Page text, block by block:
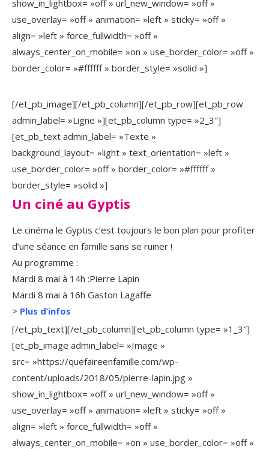
show_in_lightbox= »off » url_new_window= »off »
use_overlay= »off » animation= »left » sticky= »off »
align= »left » force_fullwidth= »off »
always_center_on_mobile= »on » use_border_color= »off »
border_color= »#ffffff » border_style= »solid »]
[/et_pb_image][/et_pb_column][/et_pb_row][et_pb_row
admin_label= »Ligne »][et_pb_column type= »2_3″]
[et_pb_text admin_label= »Texte »
background_layout= »light » text_orientation= »left »
use_border_color= »off » border_color= »#ffffff »
border_style= »solid »]
Un ciné au Gyptis
Le cinéma le Gyptis c’est toujours le bon plan pour profiter
d’une séance en famille sans se ruiner !
Au programme :
Mardi 8 mai à 14h :Pierre Lapin
Mardi 8 mai à 16h Gaston Lagaffe
> Plus d’infos
[/et_pb_text][/et_pb_column][et_pb_column type= »1_3″]
[et_pb_image admin_label= »Image »
src= »https://quefaireenfamille.com/wp-
content/uploads/2018/05/pierre-lapin.jpg »
show_in_lightbox= »off » url_new_window= »off »
use_overlay= »off » animation= »left » sticky= »off »
align= »left » force_fullwidth= »off »
always_center_on_mobile= »on » use_border_color= »off »